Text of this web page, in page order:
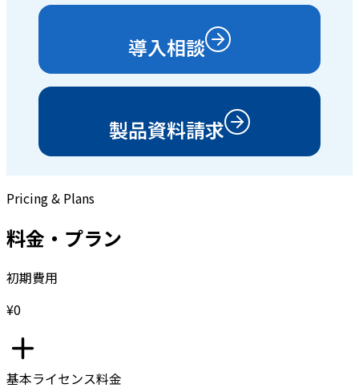
導入相談
製品資料請求
Pricing & Plans
料金・プラン
初期費用
¥0
基本ライセンス料金